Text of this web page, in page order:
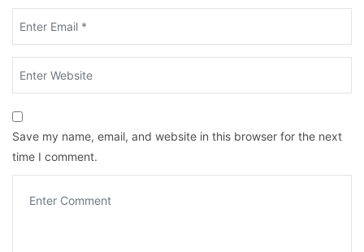
Save my name, email, and website in this browser for the next
time I comment.